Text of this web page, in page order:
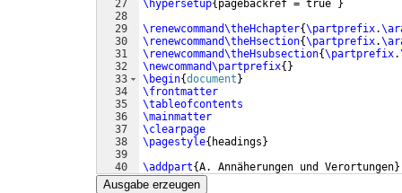
27
28
29
30
31
32
33
34
35
36
37
38
39
40
41
\hypersetup{ pagebackref = true
}
\renewcommand\theHchapter{\partprefix.
\renewcommand\theHsection{\partprefix.
\renewcommand\theHsubsection{\partprefix.
\newcommand\partprefix{ }
\begin{document }
\frontmatter
\tableofcontents
\mainmatter
\clearpage
\pagestyle{ headings }
\addpart{A. Annäherungen und Verortungen}
\addpart{I. Annäherung
Ausgabe erzeugen